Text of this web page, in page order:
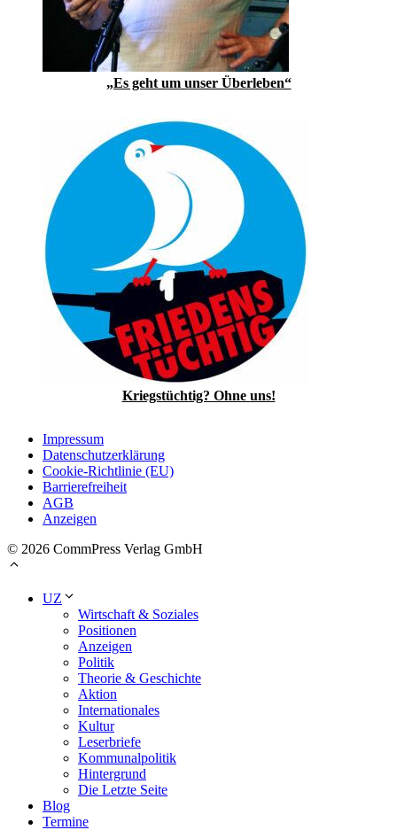
„Es geht um unser Überleben“
Kriegstüchtig? Ohne uns!
Impressum
Datenschutzerklärung
Cookie-Richtlinie (EU)
Barrierefreiheit
AGB
Anzeigen
© 2026 CommPress Verlag GmbH
UZ
Wirtschaft & Soziales
Positionen
Anzeigen
Politik
Theorie & Geschichte
Aktion
Internationales
Kultur
Leserbriefe
Kommunalpolitik
Hintergrund
Die Letzte Seite
Blog
Termine